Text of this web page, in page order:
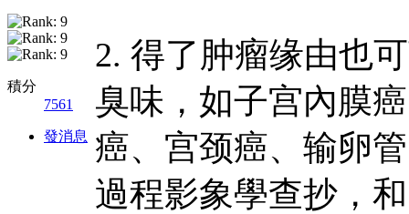
積分
7561
發消息
2. 得了肿瘤缘由也
臭味，如子宫內膜
癌、宫颈癌、输卵
過程影象學查抄，